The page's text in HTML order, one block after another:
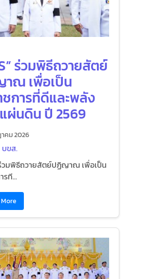
ร่วมพิธีถวายสัตย์
ณ เพื่อเป็น
ชการที่ดีและพลัง
ผ่นดิน ปี 2569
คม 2026
บขส.
ร่วมพิธีถวายสัตย์ปฏิญาณ เพื่อเป็น
รที...